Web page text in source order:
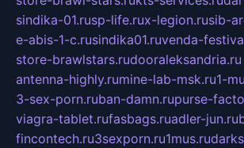
sindika-01.rusp-life.rux-legion.rusib-
e-abis-1-c.rusindika01.ruvenda-
store-brawlstars.rudooraleksandria.ru
antenna-highly.rumine-lab-msk.ru1-
3-sex-porn.ruban-damn.rupurse-
viagra-tablet.rufasbags.ruadler-jun.ru
fincontech.ru3sexporn.ru1mus.ru